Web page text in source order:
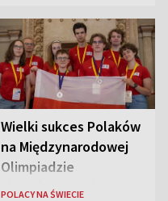
Wielki sukces Polaków
na Międzynarodowej
Olimpiadzie
Lingwistycznej
POLACY NA ŚWIECIE